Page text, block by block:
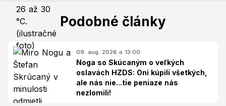
Podobné články
09. aug. 2026 o 13:00
Noga so Skúcaným o veľkých
oslavách HZDS: Oni kúpili všetkých,
ale nás nie...tie peniaze nás
nezlomili!